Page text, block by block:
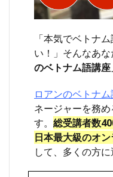
「本気でベトナ
い！」そんなあ
のベトナム語講座
ロアンのベトナ
ネージャーを務
す。 総受講者数
日本最大級のオ
して、多くの方に